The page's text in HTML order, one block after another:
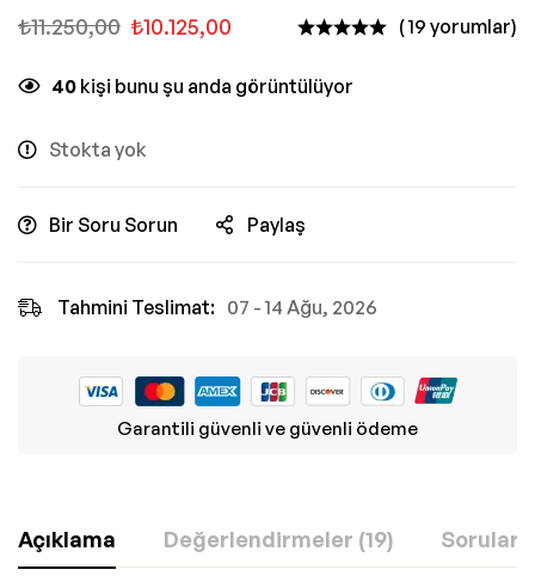
₺11.250,00 ₺10.125,00 ( 19 yorumlar)
40 kişi bunu şu anda görüntülüyor
Stokta yok
Bir Soru Sorun Paylaş
Tahmini Teslimat: 07 - 14 Ağu, 2026
Garantili güvenli ve güvenli ödeme
Açıklama Değerlendirmeler (19) Sorular